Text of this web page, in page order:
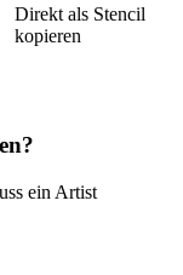
Direkt als Stencil
kopieren
ein Artist